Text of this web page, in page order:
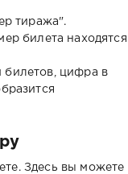
тиража".
билета находятся
билетов, цифра в
Здесь вы можете